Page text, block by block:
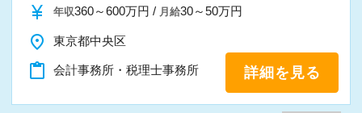
currency_yen 年収360～600万円 / 月給30～50万円
place 東京都中央区
content_paste 会計事務所・税理士事務所 詳細を見る